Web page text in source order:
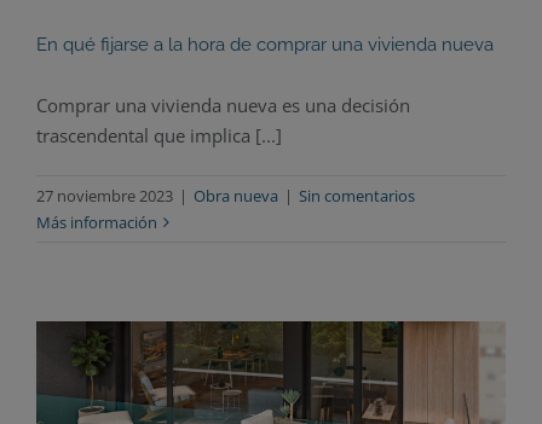
En qué fijarse a la hora de comprar una vivienda nueva
Comprar una vivienda nueva es una decisión
trascendental que implica [...]
27 noviembre 2023 | Obra nueva | Sin comentarios
Más información